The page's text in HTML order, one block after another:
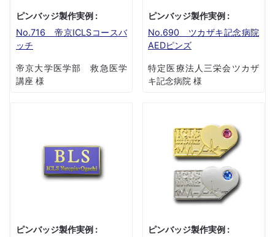
ピンバッジ製作実例 :
No.716 帝京ICLSコースバ
ッチ
帝京大学医学部 救急医学
講座 様
ピンバッジ製作実例 :
No.690 ツカザキ記念病院
AEDピンズ
特定医療法人三栄会ツカザ
キ記念病院 様
ピンバッジ製作実例 :
ピンバッジ製作実例 :